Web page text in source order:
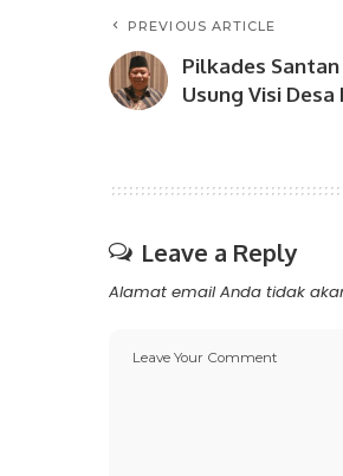
PREVIOUS ARTICLE
Pilkades
Usung Visi
Leave a Reply
Alamat email Anda tidak